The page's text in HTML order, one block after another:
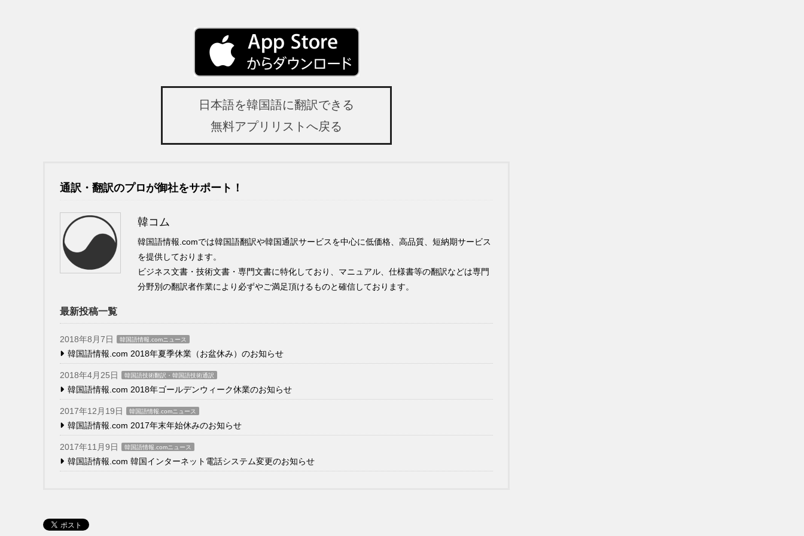
日本語を韓国語に翻訳できる
無料アプリリストへ戻る
通訳・翻訳のプロが御社をサポート！
韓コム
韓国語情報.comでは韓国語翻訳や韓国通訳サービスを中心に低価格、高品質、短納期サービス
を提供しております。
ビジネス文書・技術文書・専門文書に特化しており、マニュアル、仕様書等の翻訳などは専門
分野別の翻訳者作業により必ずやご満足頂けるものと確信しております。
最新投稿一覧
2018年8月7日 韓国語情報.comニュース
韓国語情報.com 2018年夏季休業（お盆休み）のお知らせ
2018年4月25日 韓国語技術翻訳・韓国語技術通訳
韓国語情報.com 2018年ゴールデンウィーク休業のお知らせ
2017年12月19日 韓国語情報.comニュース
韓国語情報.com 2017年末年始休みのお知らせ
2017年11月9日 韓国語情報.comニュース
韓国語情報.com 韓国インターネット電話システム変更のお知らせ